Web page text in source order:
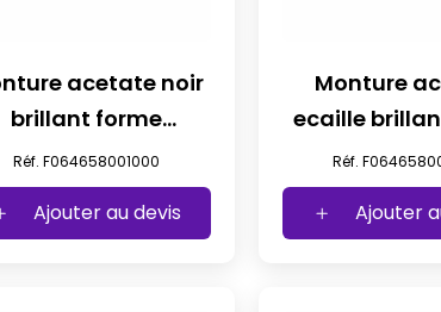
acetate noir
brillant forme
iconique t58
Réf. F064658001000
Ajouter au devis
Monture
ecaille
iconique
Réf.
Ajouter